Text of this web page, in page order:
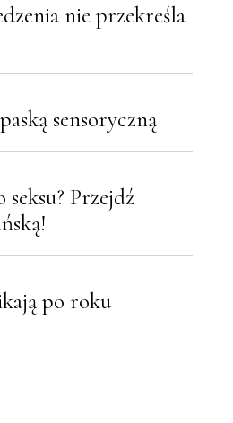
nie przekreśla
sensoryczną
seksu? Przejdź
po roku